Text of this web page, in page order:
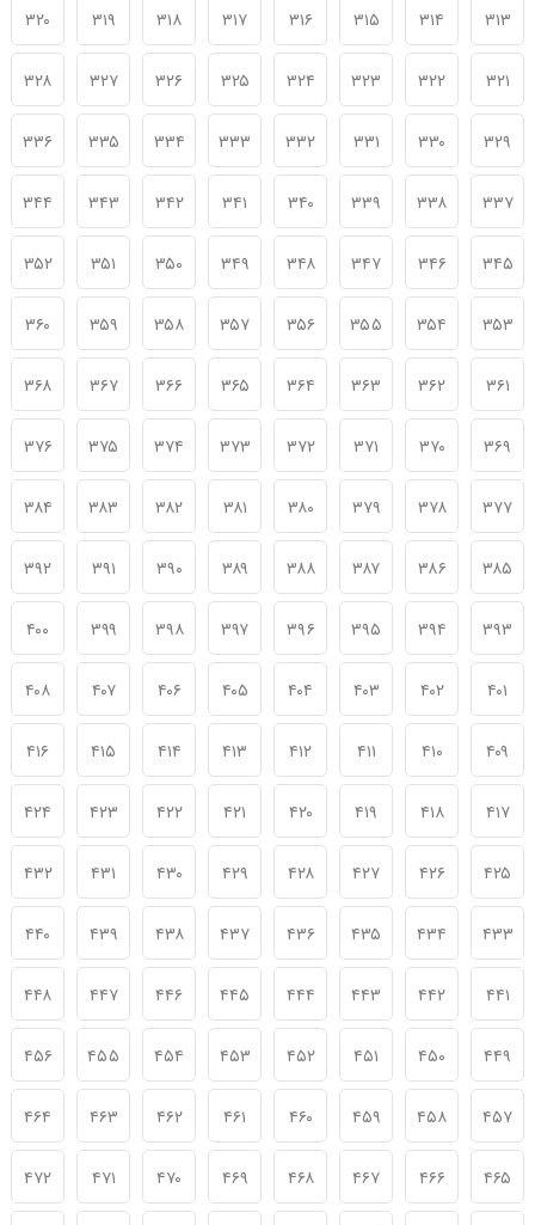
۳۱۳ ۳۱۴ ۳۱۵ ۳۱۶ ۳۱۷ ۳۱۸ ۳۱۹ ۳۲۰
۳۲۱ ۳۲۲ ۳۲۳ ۳۲۴ ۳۲۵ ۳۲۶ ۳۲۷ ۳۲۸
۳۲۹ ۳۳۰ ۳۳۱ ۳۳۲ ۳۳۳ ۳۳۴ ۳۳۵ ۳۳۶
۳۳۷ ۳۳۸ ۳۳۹ ۳۴۰ ۳۴۱ ۳۴۲ ۳۴۳ ۳۴۴
۳۴۵ ۳۴۶ ۳۴۷ ۳۴۸ ۳۴۹ ۳۵۰ ۳۵۱ ۳۵۲
۳۵۳ ۳۵۴ ۳۵۵ ۳۵۶ ۳۵۷ ۳۵۸ ۳۵۹ ۳۶۰
۳۶۱ ۳۶۲ ۳۶۳ ۳۶۴ ۳۶۵ ۳۶۶ ۳۶۷ ۳۶۸
۳۶۹ ۳۷۰ ۳۷۱ ۳۷۲ ۳۷۳ ۳۷۴ ۳۷۵ ۳۷۶
۳۷۷ ۳۷۸ ۳۷۹ ۳۸۰ ۳۸۱ ۳۸۲ ۳۸۳ ۳۸۴
۳۸۵ ۳۸۶ ۳۸۷ ۳۸۸ ۳۸۹ ۳۹۰ ۳۹۱ ۳۹۲
۳۹۳ ۳۹۴ ۳۹۵ ۳۹۶ ۳۹۷ ۳۹۸ ۳۹۹ ۴۰۰
۴۰۱ ۴۰۲ ۴۰۳ ۴۰۴ ۴۰۵ ۴۰۶ ۴۰۷ ۴۰۸
۴۰۹ ۴۱۰ ۴۱۱ ۴۱۲ ۴۱۳ ۴۱۴ ۴۱۵ ۴۱۶
۴۱۷ ۴۱۸ ۴۱۹ ۴۲۰ ۴۲۱ ۴۲۲ ۴۲۳ ۴۲۴
۴۲۵ ۴۲۶ ۴۲۷ ۴۲۸ ۴۲۹ ۴۳۰ ۴۳۱ ۴۳۲
۴۳۳ ۴۳۴ ۴۳۵ ۴۳۶ ۴۳۷ ۴۳۸ ۴۳۹ ۴۴۰
۴۴۱ ۴۴۲ ۴۴۳ ۴۴۴ ۴۴۵ ۴۴۶ ۴۴۷ ۴۴۸
۴۴۹ ۴۵۰ ۴۵۱ ۴۵۲ ۴۵۳ ۴۵۴ ۴۵۵ ۴۵۶
۴۵۷ ۴۵۸ ۴۵۹ ۴۶۰ ۴۶۱ ۴۶۲ ۴۶۳ ۴۶۴
۴۶۵ ۴۶۶ ۴۶۷ ۴۶۸ ۴۶۹ ۴۷۰ ۴۷۱ ۴۷۲